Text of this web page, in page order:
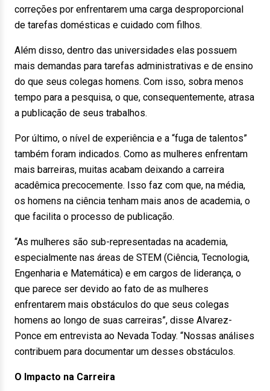
correções por enfrentarem uma carga desproporcional
de tarefas domésticas e cuidado com filhos.
Além disso, dentro das universidades elas possuem
mais demandas para tarefas administrativas e de ensino
do que seus colegas homens. Com isso, sobra menos
tempo para a pesquisa, o que, consequentemente, atrasa
a publicação de seus trabalhos.
Por último, o nível de experiência e a “fuga de talentos”
também foram indicados. Como as mulheres enfrentam
mais barreiras, muitas acabam deixando a carreira
acadêmica precocemente. Isso faz com que, na média,
os homens na ciência tenham mais anos de academia, o
que facilita o processo de publicação.
“As mulheres são sub-representadas na academia,
especialmente nas áreas de STEM (Ciência, Tecnologia,
Engenharia e Matemática) e em cargos de liderança, o
que parece ser devido ao fato de as mulheres
enfrentarem mais obstáculos do que seus colegas
homens ao longo de suas carreiras”, disse Alvarez-
Ponce em entrevista ao Nevada Today. “Nossas análises
contribuem para documentar um desses obstáculos.
O Impacto na Carreira